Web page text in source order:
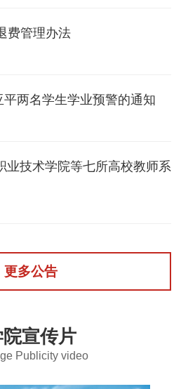
费管理办法
两名学生学业预警的通知
业技术学院等七所高校教师系
更多公告
宣传片
Publicity video